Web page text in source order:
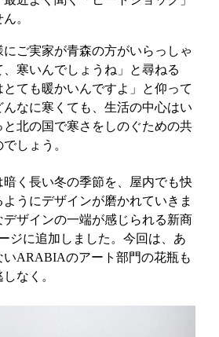
。
ご実家が青森の方がいらっしゃ
寒いんでしょうね」と尋ねる
ても暖かいんですよ」と仰って
なに寒くても、生活の中心はい
北の国で寒さをしのぐための共
しょう。
暗く長い冬の季節を、屋内でも快
うにデザインが磨かれていきま
デザインの一端が感じられる新商
ジに追加しました。今回は、あ
いARABIAのアート部門の花瓶も
なく。